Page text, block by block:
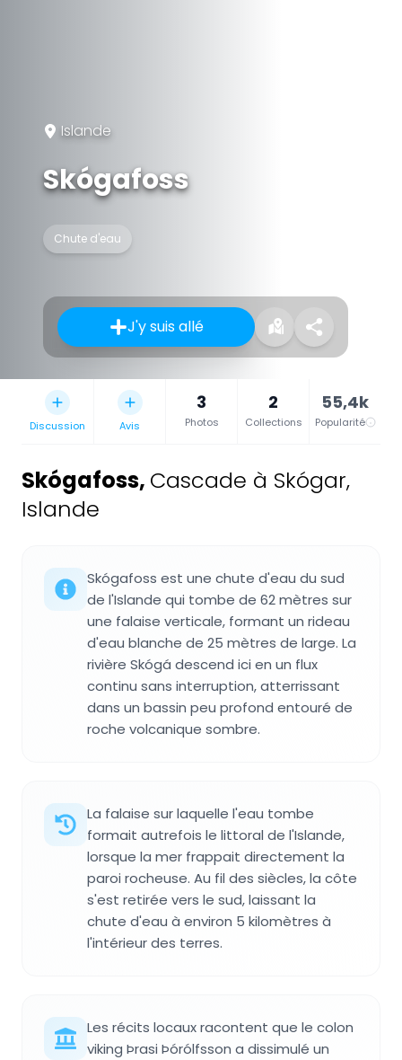
Islande
Skógafoss
Chute d'eau
J'y suis allé
Discussion Avis
3
Photos
2
Collections
55,4k
Popularité
Skógafoss, Cascade à Skógar,
Islande
Skógafoss est une chute d'eau du sud
de l'Islande qui tombe de 62 mètres sur
une falaise verticale, formant un rideau
d'eau blanche de 25 mètres de large. La
rivière Skógá descend ici en un flux
continu sans interruption, atterrissant
dans un bassin peu profond entouré de
roche volcanique sombre.
La falaise sur laquelle l'eau tombe
formait autrefois le littoral de l'Islande,
lorsque la mer frappait directement la
paroi rocheuse. Au fil des siècles, la côte
s'est retirée vers le sud, laissant la
chute d'eau à environ 5 kilomètres à
l'intérieur des terres.
Les récits locaux racontent que le colon
viking Þrasi Þórólfsson a dissimulé un